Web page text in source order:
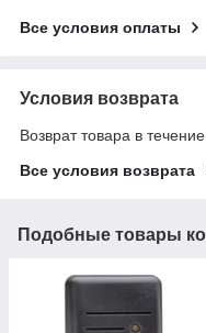
Все условия оплаты
Условия возврата
Возврат товара в
Все условия возврата
Подобные товары